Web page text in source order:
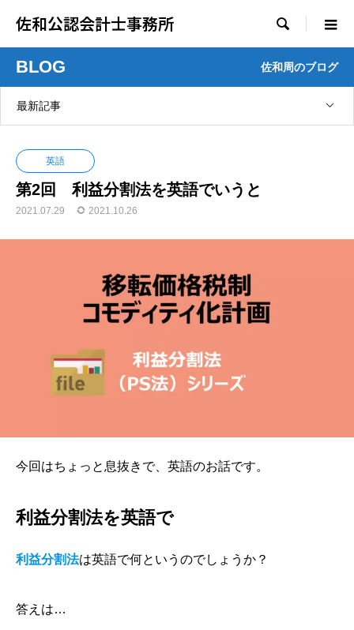
佐和公認会計士事務所 
BLOG 佐和周のブログ
最新記事
英語
第2回 利益分割法を英語でいうと
2021.07.29 2021.10.26
今回はちょっと息抜きで、英語のお話です。
利益分割法を英語で
利益分割法は英語で何というのでしょうか？
答えは…